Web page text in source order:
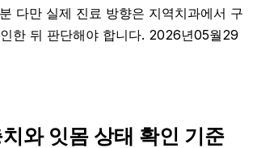
다만 실제 진료 방향은 지역치과에서 구
한 뒤 판단해야 합니다. 2026년05월29
와 잇몸 상태 확인 기준